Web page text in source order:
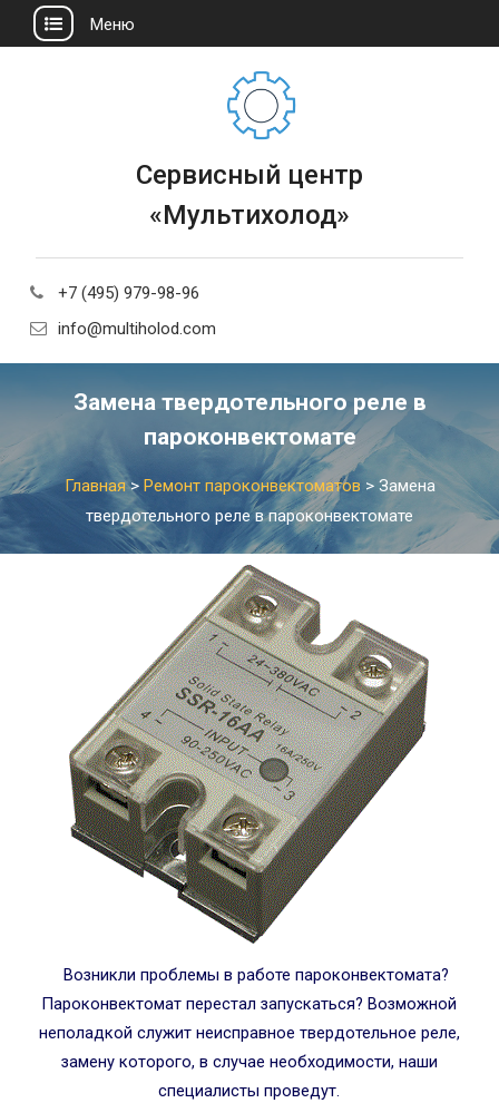
Меню
Сервисный центр
«Мультихолод»
+7 (495) 979-98-96
info@multiholod.com
Замена твердотельного реле в
пароконвектомате
Главная> Ремонт пароконвектоматов > Замена
твердотельного реле в пароконвектомате
Возникли проблемы в работе пароконвектомата?
Пароконвектомат перестал запускаться? Возможной
неполадкой служит неисправное твердотельное реле,
замену которого, в случае необходимости, наши
специалисты проведут.